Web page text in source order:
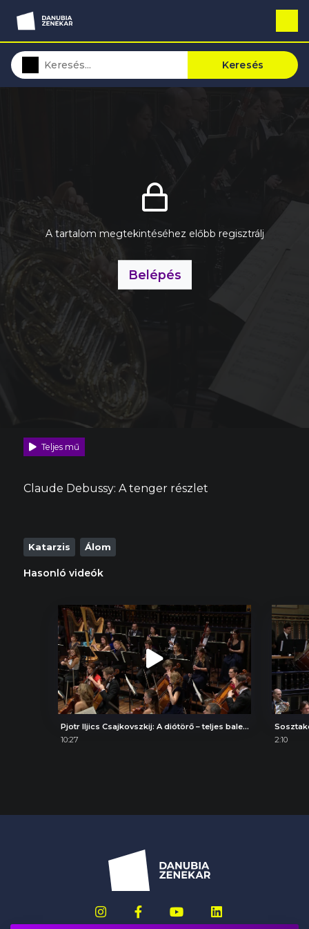
Keresés
A tartalom megtekintéséhez előbb regisztrálj
Belépés
Teljes mű
Claude Debussy: A tenger részlet
Katarzis Álom
Hasonló videók
Pjotr Iljics Csajkovszkij: A diótörő – teljes balettzene, Pas de Deux
10:27
2:10